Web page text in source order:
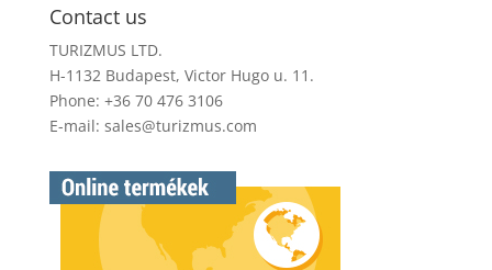
Contact us
TURIZMUS LTD.
H-1132 Budapest, Victor Hugo u. 11.
Phone: +36 70 476 3106
E-mail: sales@turizmus.com